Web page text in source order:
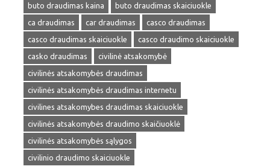
buto draudimas kaina
buto draudimas skaiciuokle
ca draudimas
car draudimas
casco draudimas
casco draudimas skaiciuokle
casco draudimo skaiciuokle
casko draudimas
civilinė atsakomybė
civilinės atsakomybės draudimas
civilinės atsakomybės draudimas internetu
civilines atsakomybes draudimas skaiciuokle
civilinės atsakomybės draudimo skaičiuoklė
civilinės atsakomybės sąlygos
civilinio draudimo skaiciuokle